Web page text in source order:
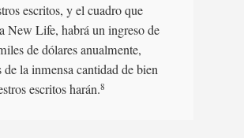
escritos, y el cuadro que
New Life, habrá un ingreso de
de dólares anualmente,
de la inmensa cantidad de bien
escritos harán.8